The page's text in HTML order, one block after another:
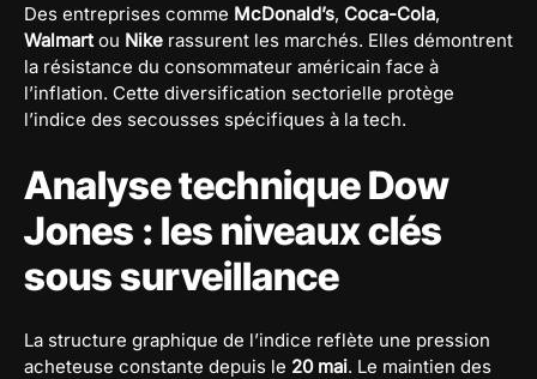
Des entreprises comme McDonald’s, Coca-Cola,
Walmartou Nike rassurent les marchés. Elles démontrent
la résistance du consommateur américain face à
l’inflation. Cette diversification sectorielle protège
l’indice des secousses spécifiques à la tech.
Analyse technique Dow
Jones : les niveaux clés
sous surveillance
La structure graphique de l’indice reflète une pression
acheteuse constante depuis le 20 mai. Le maintien des